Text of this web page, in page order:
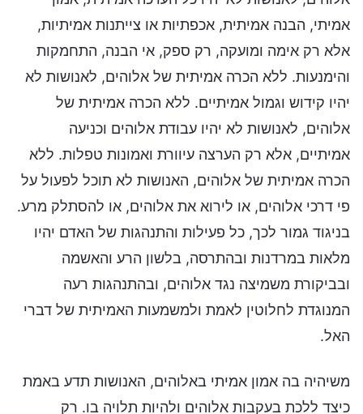
אמיתי, הבנה אמיתית, אכפתיות או צייתנות אמיתיות,
אלא רק אימה ומועקה, רק ספק, אי הבנה, התחמקות
והימנעות. ללא הכרה אמיתית של אלוהים, לאנושות לא
יהיו קידוש וגמול אמיתיים. ללא הכרה אמיתית של
אלוהים, לאנושות לא יהיו עבודת אלוהים וכניעה
אמיתיים, אלא רק הערצה עיוורת ואמונות טפלות. ללא
הכרה אמיתית של אלוהים, האנושות לא תוכל לפעול על
פי דרכי אלוהים, או לירוא את אלוהים, או להסתלק מרע.
בניגוד גמור לכך, כל פעילות והתנהגות של האדם יהיו
מלאות במרדנות ובהתרסה, בלשון הרע והאשמה
ובביקורת משמיצה נגד אלוהים, ובהתנהגות רעה
המנוגדת לחלוטין לאמת ולמשמעות האמיתית של דברי
האל.
משיהיה בה אמון אמיתי באלוהים, האנושות תדע באמת
כיצד ללכת בעקבות אלוהים ולהיות תלויה בו. רק